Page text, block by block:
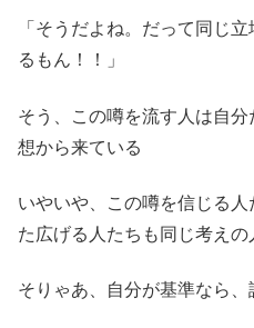
「そうだよね。だって同じ
るもん！！」
そう、この噂を流す人は自
想から来ている
いやいや、この噂を信じる
た広げる人たちも同じ考え
そりゃあ、自分が基準なら、